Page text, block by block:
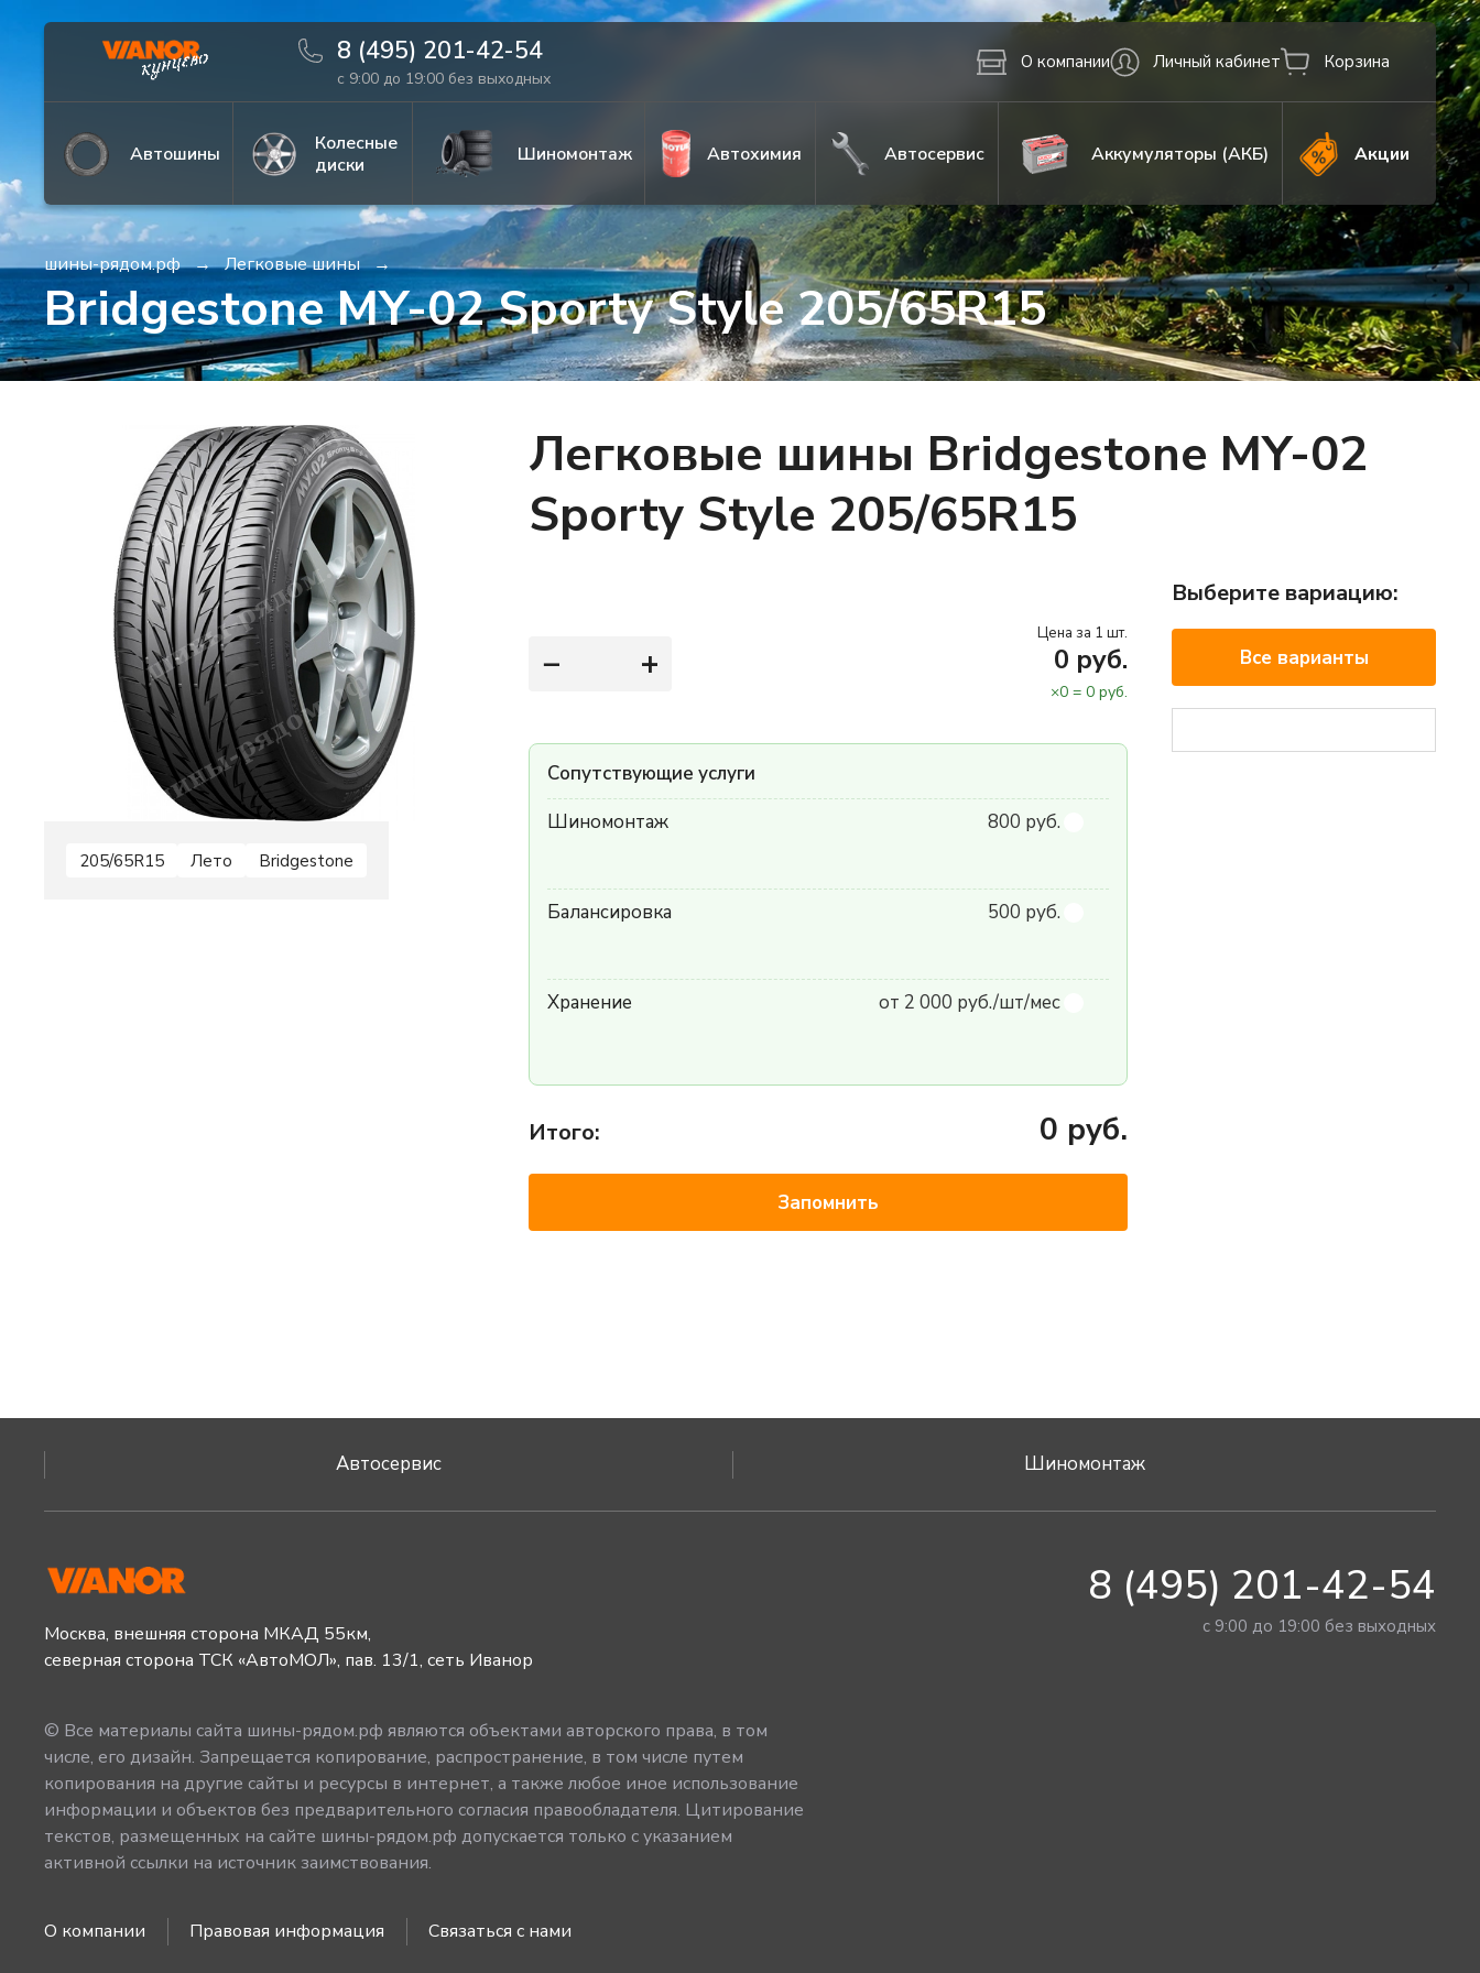
8 (495) 201-42-54
с 9:00 до 19:00 без выходных
О компании Личный кабинет Корзина
Автошины
Колесные
диски
Шиномонтаж Автохимия Автосервис Аккумуляторы (АКБ) Акции
шины-рядом.рф Легковые шины
Bridgestone MY-02 Sporty Style 205/65R15
205/65R15 Лето Bridgestone
Легковые шины Bridgestone MY-02
Sporty Style 205/65R15
− +
Цена за 1 шт.
0 руб.
×0 = 0 руб.
Сопутствующие услуги
Шиномонтаж
800 руб.
Балансировка 500 руб.
Хранение от 2 000 руб./шт/мес
Итого: 0 руб.
Запомнить
Выберите вариацию:
Все варианты
Автосервис Шиномонтаж
Москва, внешняя сторона МКАД 55км,
северная сторона ТСК «АвтоМОЛ», пав. 13/1, сеть Иванор
8 (495) 201-42-54
с 9:00 до 19:00 без выходных
© Все материалы сайта шины-рядом.рф являются объектами авторского права, в том
числе, его дизайн. Запрещается копирование, распространение, в том числе путем
копирования на другие сайты и ресурсы в интернет, а также любое иное использование
информации и объектов без предварительного согласия правообладателя. Цитирование
текстов, размещенных на сайте шины-рядом.рф допускается только с указанием
активной ссылки на источник заимствования.
О компании Правовая информация Связаться с нами
Информация Фото товара